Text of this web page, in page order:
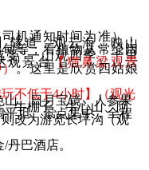
机通知时间为准），
隧道，观云海、映山
等；看植物从常绿阔
“一山观四季、十里
观景台【猫鼻梁观景
）。这里是欣赏四姑娘
不低于4小时】（观光
山、日月宝镜、人参果
牛棚子、牛心山、阿
坦、景点集中，全程
改为游览长坪沟（观
巴酒店。